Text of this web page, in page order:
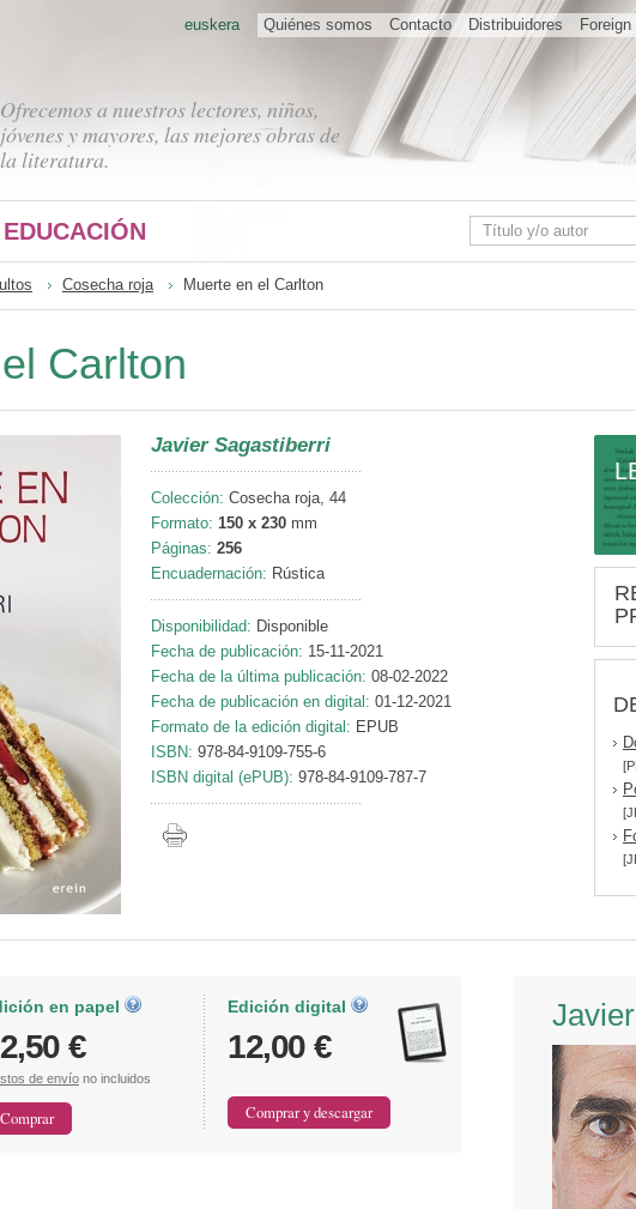
Ofrecemos a nuestros lectores, niños,
jóvenes y mayores, las mejores obras de
la literatura.
Quiénes somos Contacto Distribuidores Foreign
euskera
EDUCACIÓN
Cosecha roja Muerte en el Carlton
Carlton
Javier Sagastiberri
Colección: Cosecha roja, 44
Formato: 150 x 230 mm
Páginas: 256
Encuadernación: Rústica
Disponibilidad: Disponible
Fecha de publicación: 15-11-2021
Fecha de la última publicación: 08-02-2022
Fecha de publicación en digital: 01-12-2021
Formato de la edición digital: EPUB
ISBN: 978-84-9109-755-6
ISBN digital (ePUB): 978-84-9109-787-7
en papel
€
de envío no incluidos
Edición digital
12,00 €